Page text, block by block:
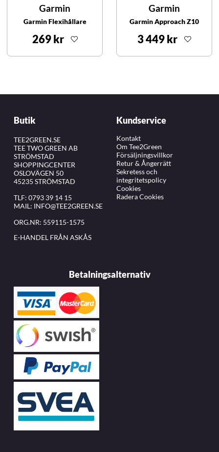
Garmin
Garmin Flexihållare
269 kr
Garmin
Garmin Approach Z10
3 449 kr
Butik
TEE2GREEN.SE
TEE TWO GREEN AB
STRÖMSTAD
SHOPPINGCENTER
OSLOVÄGEN 50
45235 STRÖMSTAD
TLF: 0793 39 14 15
MAIL: INFO@TEE2GREEN.SE
ORG.NR: 559115-1575
E-HANDEL FRÅN ASKÅS
Kundservice
Kontakt
Om Tee2Green
Försäljningsvillkor
Retur & Ångerrätt
Sekretess och
integritetspolicy
Cookies
Radera Cookies
Betalningsalternativ